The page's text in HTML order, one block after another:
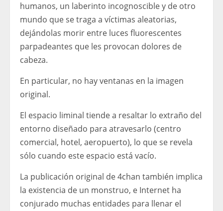
humanos, un laberinto incognoscible y de otro
mundo que se traga a víctimas aleatorias,
dejándolas morir entre luces fluorescentes
parpadeantes que les provocan dolores de
cabeza.
En particular, no hay ventanas en la imagen
original.
El espacio liminal tiende a resaltar lo extraño del
entorno diseñado para atravesarlo (centro
comercial, hotel, aeropuerto), lo que se revela
sólo cuando este espacio está vacío.
La publicación original de 4chan también implica
la existencia de un monstruo, e Internet ha
conjurado muchas entidades para llenar el